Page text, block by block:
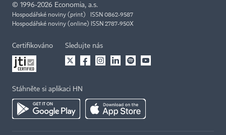
© 1996-2026 Economia, a.s.
Hospodářské noviny (print) ISSN 0862-9587
Hospodářské noviny (online) ISSN 2787-950X
Certifikováno Sledujte nás
Stáhněte si aplikaci HN